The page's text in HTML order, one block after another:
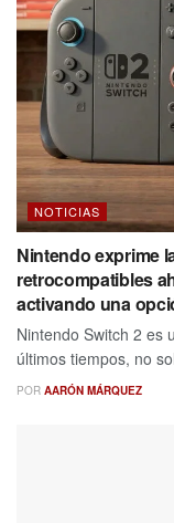
NOTICIAS
Nintendo exprime
retrocompatibles
activando una
Nintendo Switch 2 es
últimos tiempos, no
POR AARÓN MÁRQUEZ